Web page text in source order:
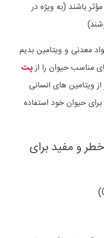
باشند (به ویژه در
معدنی و ویتامین بدیم
مناسب حیوان را ازپت
ویتامین های انسانی
حیوان خود استفاده
و مفید برای